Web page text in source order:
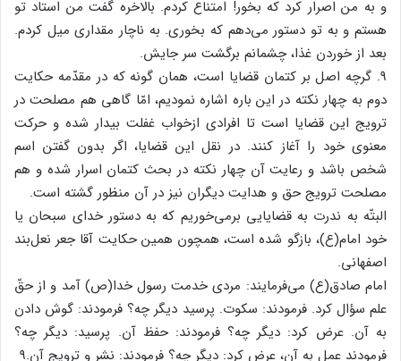
و به من اصرار کرد که بخور! امتناع کردم. بالاخره گفت من استاد تو
هستم و به تو دستور می‌دهم که بخوری. به ناچار مقداری میل کردم.
بعد از خوردن غذا، چشمانم برگشت سر جایش.
۹. گرچه اصل بر کتمان قضایا است، همان گونه که در مقدّمه حکایت
دوم به چهار نکته در این باره اشاره نمودیم، امّا گاهی هم مصلحت در
ترویج این قضایا است تا افرادی ازخواب غفلت بیدار شده و حرکت
معنوی خود را آغاز کنند. در نقل این قضایا، اگر بدون گفتن اسم
شخص باشد و رعایت آن چهار نکته در بحث کتمان اسرار شده و هم
مصلحت ترویج حق و هدایت دیگران نیز در آن منظور گشته است.
البتّه به ندرت به قضایایی برمی‌خوریم که به دستور خدای سبحان یا
خود امام(ع)، بازگو شده است، همچون همین حکایت آقا جعر نعل‌بند
اصفهانی.
امام صادق(ع) می‌فرمایند: مردی خدمت رسول خدا(ص) آمد و از حقّ
علم سؤال کرد. فرمودند: سکوت. پرسید دیگر چه؟ فرمودند: گوش دادن
به آن. عرض کرد: دیگر چه؟ فرمودند: حفظ آن. پرسید: دیگر چه؟
فرمودند عمل به آن، عرض کرد: دیگر چه؟ فرمودند: نشر و ترویج آن.۹